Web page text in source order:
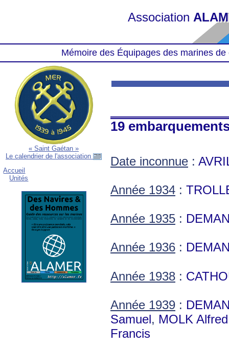
Association
Mémoire des Équipages des marines
« Saint Gaétan »
Le calendrier de l'association
Accueil
Unités
19
Date inconnue :
Année 1934 :
Année 1935 :
Année 1936 :
Année 1938 :
Année 1939 :
Samuel, MOLK Alfred
Francis